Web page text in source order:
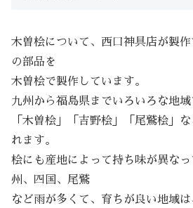
木曽桧について、西口神具店が製
の部品を
木曽桧で製作しています。
九州から福島県までいろいろな地域
「木曽桧」「吉野桧」「尾鷲桧」
れます。
桧にも産地によって持ち味が異な
州、四国、尾鷲
など雨が多くて、育ちが良い地域